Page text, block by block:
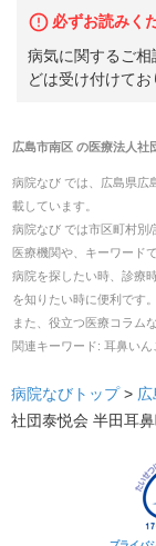
必ずお読みく
病気に関するご
どは受け付けてお
広島市南区の医療法人社
病院なび では、 広島県広
載しています。
病院なび では市区町村別
医療機関や、キーワード
病院を探したい時、診療
を知りたい時に便利です。
また、役立つ医療コラム
関連キーワード: 耳鼻いん
病院なびトップ> 広
社団泰悦会 半田耳